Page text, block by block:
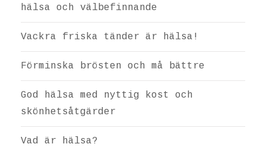
hälsa och välbefinnande
Vackra friska tänder är hälsa!
Förminska brösten och må bättre
God hälsa med nyttig kost och
skönhetsåtgärder
Vad är hälsa?